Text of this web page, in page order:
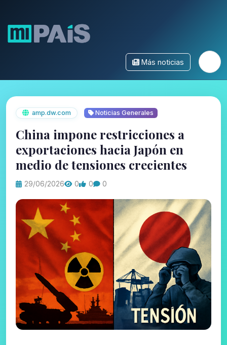
Más noticias
amp.dw.com Noticias Generales
China impone restricciones a
exportaciones hacia Japón en
medio de tensiones crecientes
29/06/2026 0 0 0